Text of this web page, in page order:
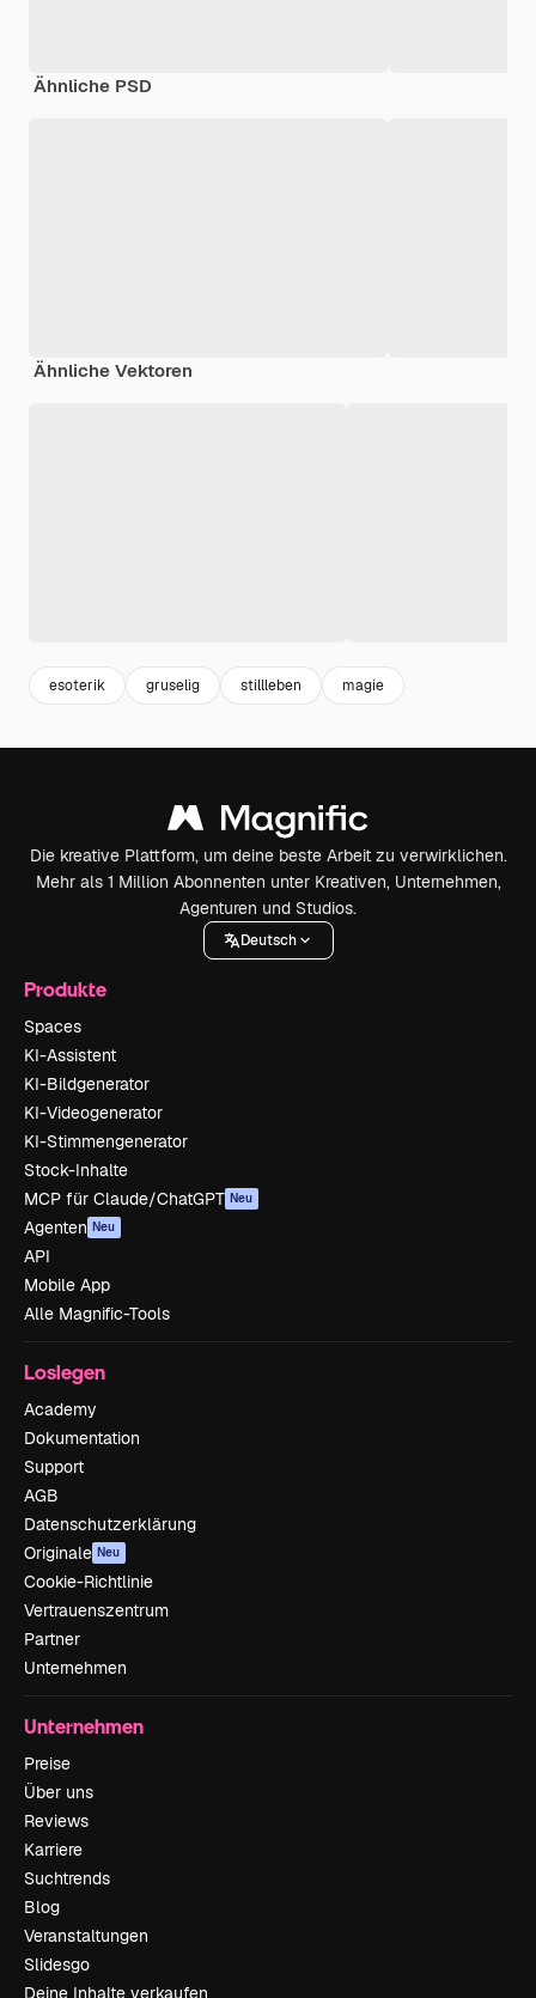
Ähnliche PSD
Ähnliche Vektoren
esoterik gruselig stillleben magie
Die kreative Plattform, um deine beste Arbeit zu verwirklichen.
Mehr als 1 Million Abonnenten unter Kreativen, Unternehmen,
Agenturen und Studios.
Deutsch
Produkte
Spaces
KI-Assistent
KI-Bildgenerator
KI-Videogenerator
KI-Stimmengenerator
Stock-Inhalte
MCP für Claude/ChatGPT Neu
Agenten Neu
API
Mobile App
Alle Magnific-Tools
Loslegen
Academy
Dokumentation
Support
AGB
Datenschutzerklärung
Originale Neu
Cookie-Richtlinie
Vertrauenszentrum
Partner
Unternehmen
Unternehmen
Preise
Über uns
Reviews
Karriere
Suchtrends
Blog
Veranstaltungen
Slidesgo
Deine Inhalte verkaufen